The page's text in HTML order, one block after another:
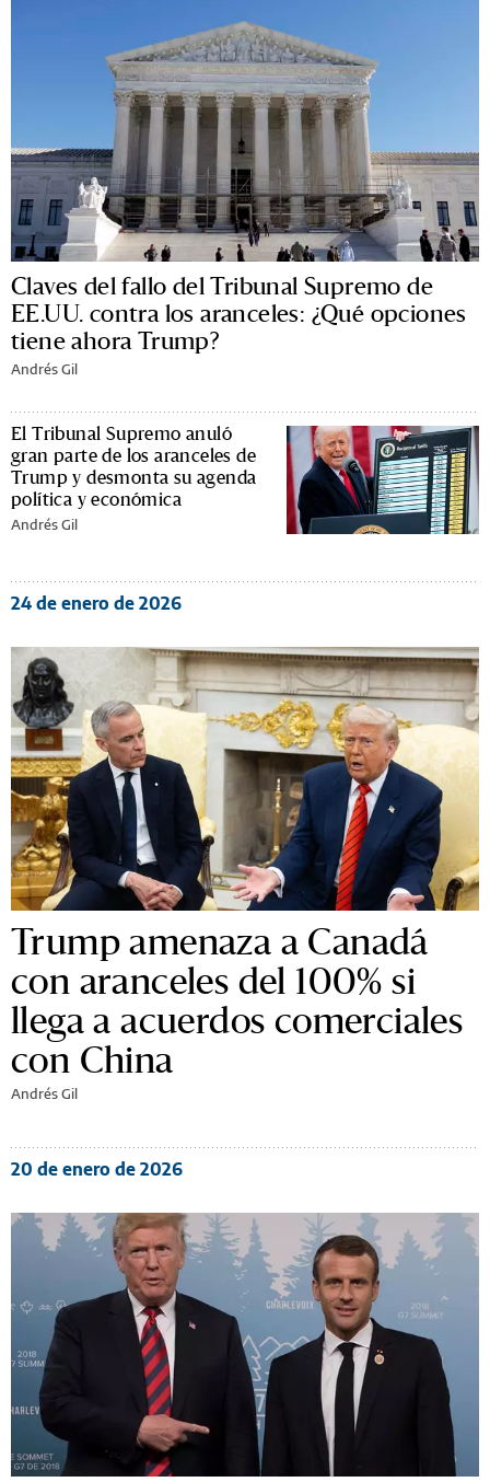
Claves del fallo del Tribunal Supremo de
EE.UU. contra los aranceles: ¿Qué opciones
tiene ahora Trump?
Andrés Gil
El Tribunal Supremo anuló
gran parte de los aranceles de
Trump y desmonta su agenda
política y económica
Andrés Gil
24 de enero de 2026
Trump amenaza a Canadá
con aranceles del 100% si
llega a acuerdos comerciales
con China
Andrés Gil
20 de enero de 2026